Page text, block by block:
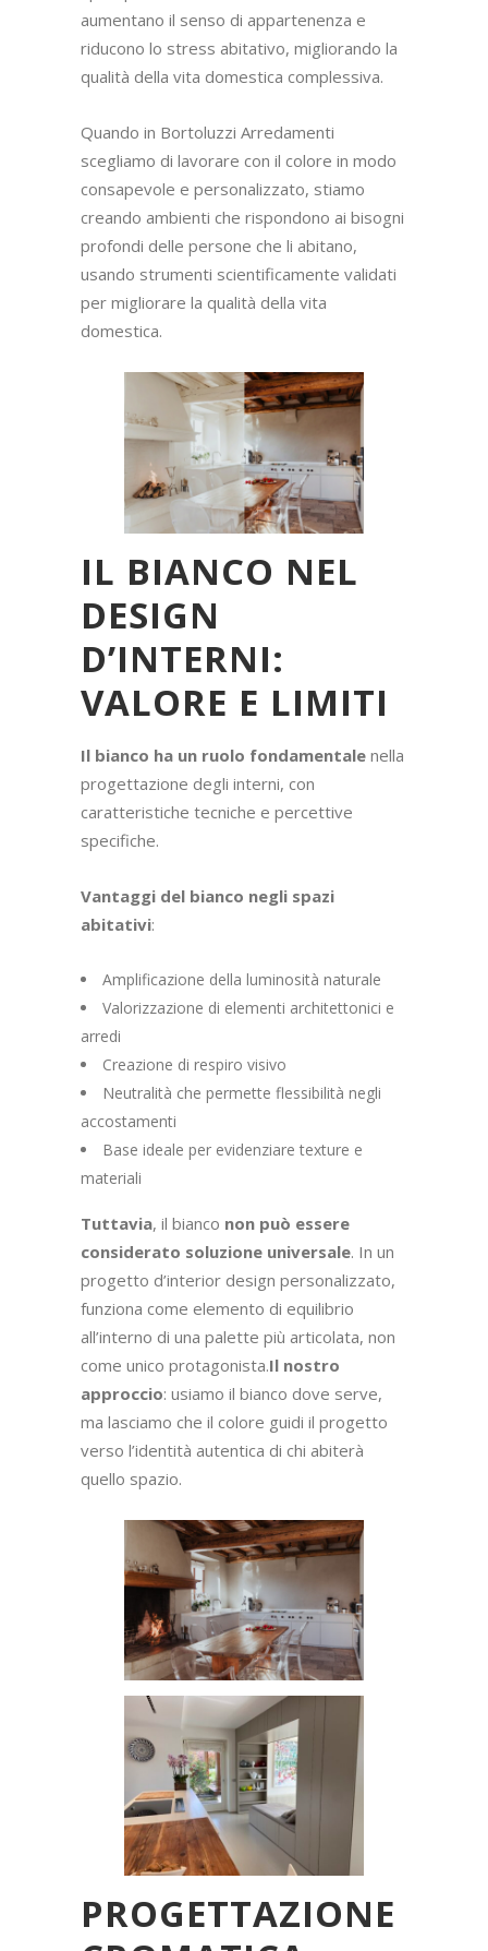
aumentano il senso di appartenenza e
riducono lo stress abitativo, migliorando la
qualità della vita domestica complessiva.
Quando in Bortoluzzi Arredamenti
scegliamo di lavorare con il colore in modo
consapevole e personalizzato, stiamo
creando ambienti che rispondono ai bisogni
profondi delle persone che li abitano,
usando strumenti scientificamente validati
per migliorare la qualità della vita
domestica.
IL BIANCO NEL
DESIGN
D’INTERNI:
VALORE E LIMITI
Il bianco ha un ruolo fondamentale nella
progettazione degli interni, con
caratteristiche tecniche e percettive
specifiche.
Vantaggi del bianco negli spazi
abitativi:
Amplificazione della luminosità naturale
Valorizzazione di elementi architettonici e
arredi
Creazione di respiro visivo
Neutralità che permette flessibilità negli
accostamenti
Base ideale per evidenziare texture e
materiali
Tuttavia, il bianco non può essere
considerato soluzione universale. In un
progetto d’interior design personalizzato,
funziona come elemento di equilibrio
all’interno di una palette più articolata, non
come unico protagonista.Il nostro
approccio: usiamo il bianco dove serve,
ma lasciamo che il colore guidi il progetto
verso l’identità autentica di chi abiterà
quello spazio.
PROGETTAZIONE